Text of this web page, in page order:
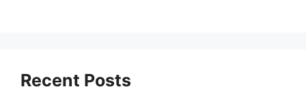
Recent Posts